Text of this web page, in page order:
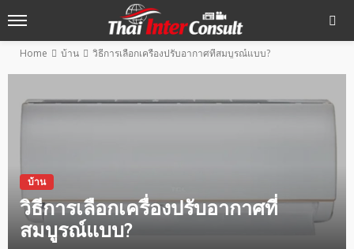
Home บ้าน วิธีการเลือกเครื่องปรับอากาศที่สมบูรณ์แบบ?
บ้าน
วิธีการเลือกเครื่องปรับอากาศที่
สมบูรณ์แบบ?